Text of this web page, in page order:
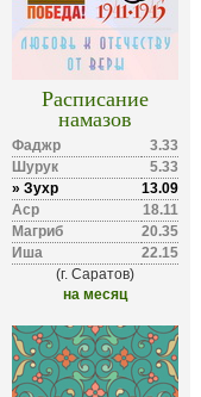
Расписание
намазов
Фаджр
3.33
Шурук
5.33
» Зухр
13.09
Аср
18.11
Магриб
20.35
Иша
22.15
(г. Саратов)
на месяц